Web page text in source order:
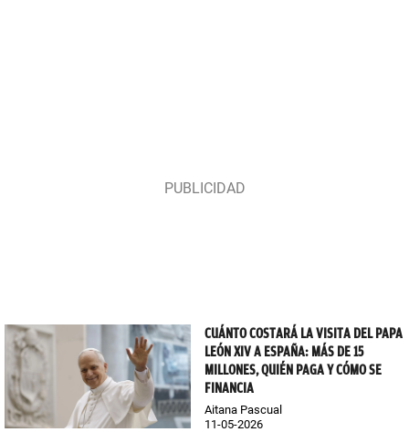
CUÁNTO COSTARÁ LA VISITA DEL PAPA
LEÓN XIV A ESPAÑA: MÁS DE 15
MILLONES, QUIÉN PAGA Y CÓMO SE
FINANCIA
Aitana Pascual
11-05-2026